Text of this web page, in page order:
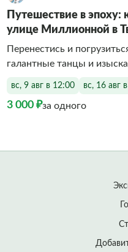
Путешествие в
улице Миллионной в
Перенестись и
галантные танцы и
вс, 9 авг в 12:00 вс, 16 авг
3 000 ₽за одного